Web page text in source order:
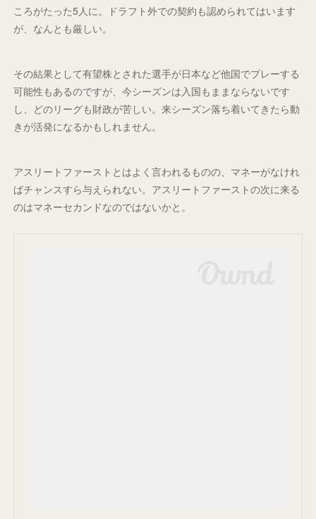
ころがたった5人に。ドラフト外での契約も認められてはいます
が、なんとも厳しい。
その結果として有望株とされた選手が日本など他国でプレーする
可能性もあるのですが、今シーズンは入国もままならないです
し、どのリーグも財政が苦しい。来シーズン落ち着いてきたら動
きが活発になるかもしれません。
アスリートファーストとはよく言われるものの、マネーがなけれ
ばチャンスすら与えられない。アスリートファーストの次に来る
のはマネーセカンドなのではないかと。